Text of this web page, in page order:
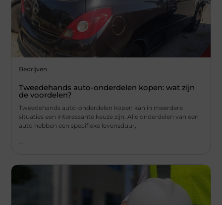
Bedrijven
Tweedehands auto-onderdelen kopen: wat zijn
de voordelen?
Tweedehands auto-onderdelen kopen kan in meerdere
situaties een interessante keuze zijn. Alle onderdelen van een
auto hebben een specifieke levensduur,